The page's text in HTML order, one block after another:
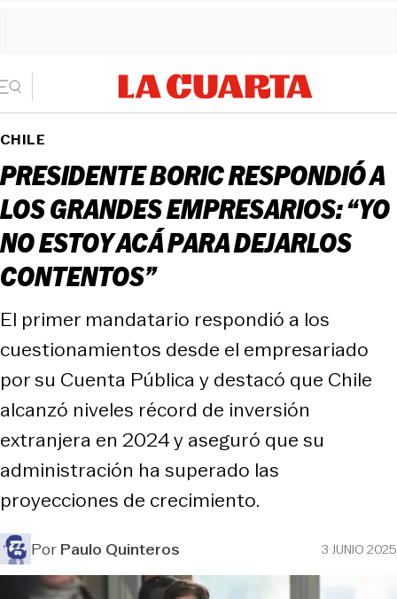
CHILE
PRESIDENTE BORIC RESPONDIÓ A
LOS GRANDES EMPRESARIOS: “YO
NO ESTOY ACÁ PARA DEJARLOS
CONTENTOS”
El primer mandatario respondió a los
cuestionamientos desde el empresariado
por su Cuenta Pública y destacó que Chile
alcanzó niveles récord de inversión
extranjera en 2024 y aseguró que su
administración ha superado las
proyecciones de crecimiento.
PorPaulo Quinteros 3 JUNIO 2025